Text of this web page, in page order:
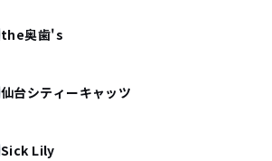
the奥歯's
仙台シティーキャッツ
Sick Lily